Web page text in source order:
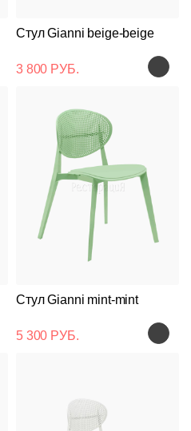
Стул Gianni beige-beige
3 800 РУБ.
Стул Gianni mint-mint
5 300 РУБ.